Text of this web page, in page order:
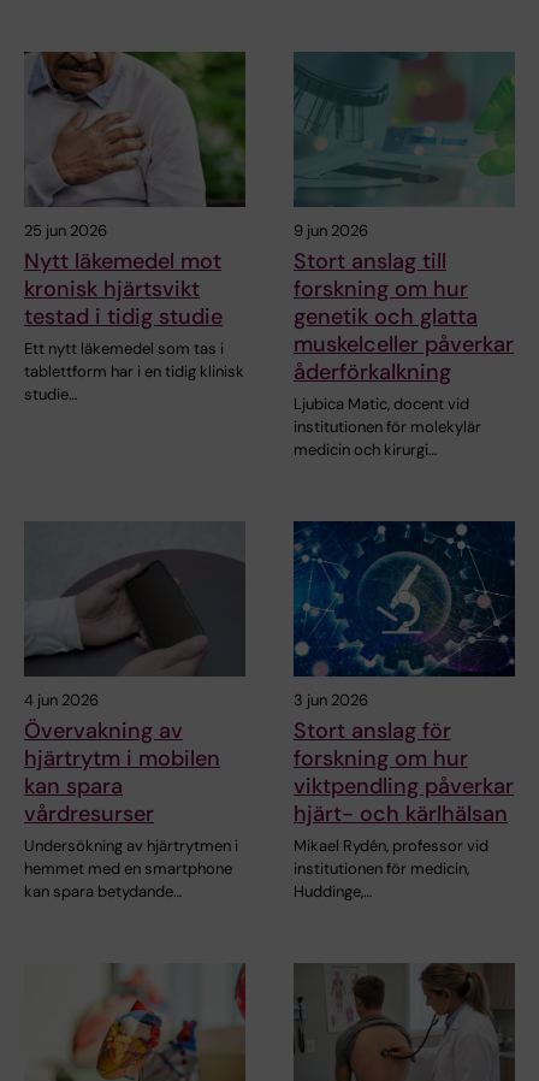
25 jun 2026
Nytt läkemedel mot
kronisk hjärtsvikt
testad i tidig studie
Ett nytt läkemedel som tas i
tablettform har i en tidig klinisk
studie…
9 jun 2026
Stort anslag till
forskning om hur
genetik och glatta
muskelceller påverkar
åderförkalkning
Ljubica Matic, docent vid
institutionen för molekylär
medicin och kirurgi…
4 jun 2026
Övervakning av
hjärtrytm i mobilen
kan spara
vårdresurser
Undersökning av hjärtrytmen i
hemmet med en smartphone
kan spara betydande…
3 jun 2026
Stort anslag för
forskning om hur
viktpendling påverkar
hjärt- och kärlhälsan
Mikael Rydén, professor vid
institutionen för medicin,
Huddinge,…